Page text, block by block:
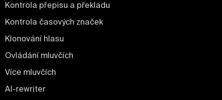
Kontrola přepisu a překladu
Kontrola časových značek
Klonování hlasu
Ovládání mluvčích
Více mluvčích
AI-rewriter